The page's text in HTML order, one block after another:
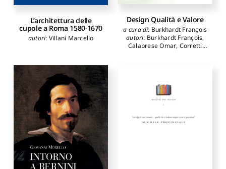
L’architettura delle
cupole a Roma 1580-1670
autori: Villani Marcello
Design Qualità e Valore
a cura di: Burkhardt François
autori: Burkhardt François,
Calabrese Omar, Corretti